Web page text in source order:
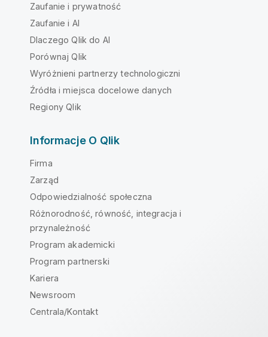
Zaufanie i prywatność
Zaufanie i AI
Dlaczego Qlik do AI
Porównaj Qlik
Wyróżnieni partnerzy technologiczni
Źródła i miejsca docelowe danych
Regiony Qlik
Informacje O Qlik
Firma
Zarząd
Odpowiedzialność społeczna
Różnorodność, równość, integracja i
przynależność
Program akademicki
Program partnerski
Kariera
Newsroom
Centrala/Kontakt